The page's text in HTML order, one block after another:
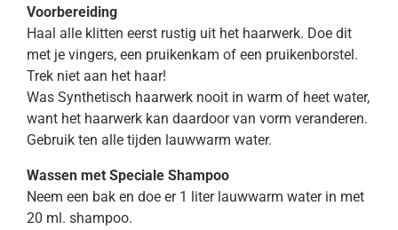
Voorbereiding
Haal alle klitten eerst rustig uit het haarwerk. Doe dit
met je vingers, een pruikenkam of een pruikenborstel.
Trek niet aan het haar!
Was Synthetisch haarwerk nooit in warm of heet water,
want het haarwerk kan daardoor van vorm veranderen.
Gebruik ten alle tijden lauwwarm water.
Wassen met Speciale Shampoo
Neem een bak en doe er 1 liter lauwwarm water in met
20 ml. shampoo.